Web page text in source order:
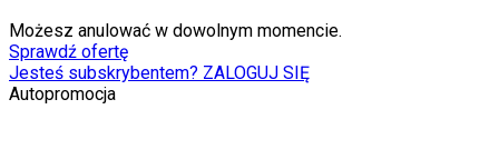
Możesz anulować w dowolnym momencie.
Sprawdź ofertę
Jesteś subskrybentem? ZALOGUJ SIĘ
Autopromocja